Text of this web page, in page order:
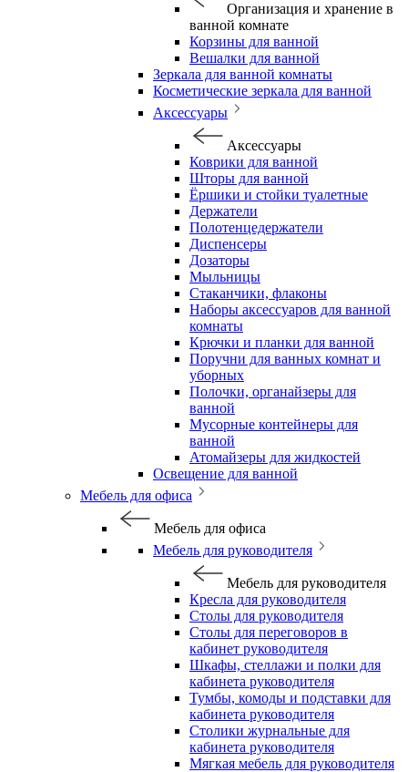
Организация и хранение в
ванной комнате
Корзины для ванной
Вешалки для ванной
Зеркала для ванной комнаты
Косметические зеркала для ванной
Аксессуары
Аксессуары
Коврики для ванной
Шторы для ванной
Ёршики и стойки туалетные
Держатели
Полотенцедержатели
Диспенсеры
Дозаторы
Мыльницы
Стаканчики, флаконы
Наборы аксессуаров для ванной
комнаты
Крючки и планки для ванной
Поручни для ванных комнат и
уборных
Полочки, органайзеры для
ванной
Мусорные контейнеры для
ванной
Атомайзеры для жидкостей
Освещение для ванной
Мебель для офиса
Мебель для офиса
Мебель для руководителя
Мебель для руководителя
Кресла для руководителя
Столы для руководителя
Столы для переговоров в
кабинет руководителя
Шкафы, стеллажи и полки для
кабинета руководителя
Тумбы, комоды и подставки для
кабинета руководителя
Столики журнальные для
кабинета руководителя
Мягкая мебель для руководителя